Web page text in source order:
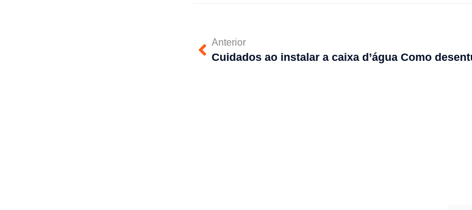
Anterior
Cuidados ao instalar a caixa d’água